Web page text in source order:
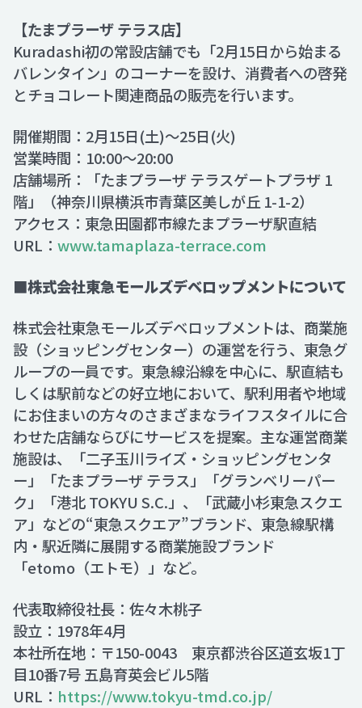
【たまプラーザ テラス店】
Kuradashi初の常設店舗でも「2月15日から始まる
バレンタイン」のコーナーを設け、消費者への啓発
とチョコレート関連商品の販売を行います。
開催期間：2月15日(土)～25日(火)
営業時間：10:00～20:00
店舗場所：「たまプラーザ テラスゲートプラザ 1
階」（神奈川県横浜市青葉区美しが丘 1-1-2）
アクセス：東急田園都市線たまプラーザ駅直結
URL： www.tamaplaza-terrace.com
■株式会社東急モールズデベロップメントについて
株式会社東急モールズデベロップメントは、商業施
設（ショッピングセンター）の運営を行う、東急グ
ループの一員です。東急線沿線を中心に、駅直結も
しくは駅前などの好立地において、駅利用者や地域
にお住まいの方々のさまざまなライフスタイルに合
わせた店舗ならびにサービスを提案。主な運営商業
施設は、「二子玉川ライズ・ショッピングセンタ
ー」「たまプラーザ テラス」「グランベリーパー
ク」「港北 TOKYU S.C.」、「武蔵小杉東急スクエ
ア」などの“東急スクエア”ブランド、東急線駅構
内・駅近隣に展開する商業施設ブランド
「etomo（エトモ）」など。
代表取締役社長：佐々木桃子
設立：1978年4月
本社所在地：〒150-0043 東京都渋谷区道玄坂1丁
目10番7号 五島育英会ビル5階
URL： https://www.tokyu-tmd.co.jp/